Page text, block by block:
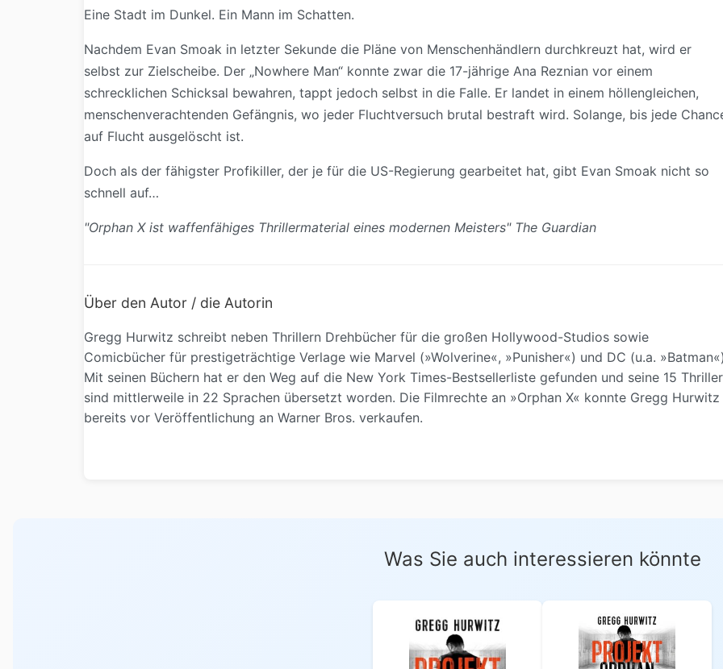
Eine Stadt im Dunkel. Ein Mann im Schatten.
Nachdem Evan Smoak in letzter Sekunde die Pläne von Menschenhändlern durchkreuzt hat, wird er
selbst zur Zielscheibe. Der „Nowhere Man“ konnte zwar die 17-jährige Ana Reznian vor einem
schrecklichen Schicksal bewahren, tappt jedoch selbst in die Falle. Er landet in einem höllengleichen,
menschenverachtenden Gefängnis, wo jeder Fluchtversuch brutal bestraft wird. Solange, bis jede
auf Flucht ausgelöscht ist.
Doch als der fähigster Profikiller, der je für die US-Regierung gearbeitet hat, gibt Evan Smoak nicht so
schnell auf…
"Orphan X ist waffenfähiges Thrillermaterial eines modernen Meisters" The Guardian
Über den Autor / die Autorin
Gregg Hurwitz schreibt neben Thrillern Drehbücher für die großen Hollywood-Studios sowie
Comicbücher für prestigeträchtige Verlage wie Marvel (»Wolverine«, »Punisher«) und DC (u.a.
Mit seinen Büchern hat er den Weg auf die New York Times-Bestsellerliste gefunden und seine 15 Thriller
sind mittlerweile in 22 Sprachen übersetzt worden. Die Filmrechte an »Orphan X« konnte Gregg Hurwitz
bereits vor Veröffentlichung an Warner Bros. verkaufen.
Was Sie auch interessieren könnte